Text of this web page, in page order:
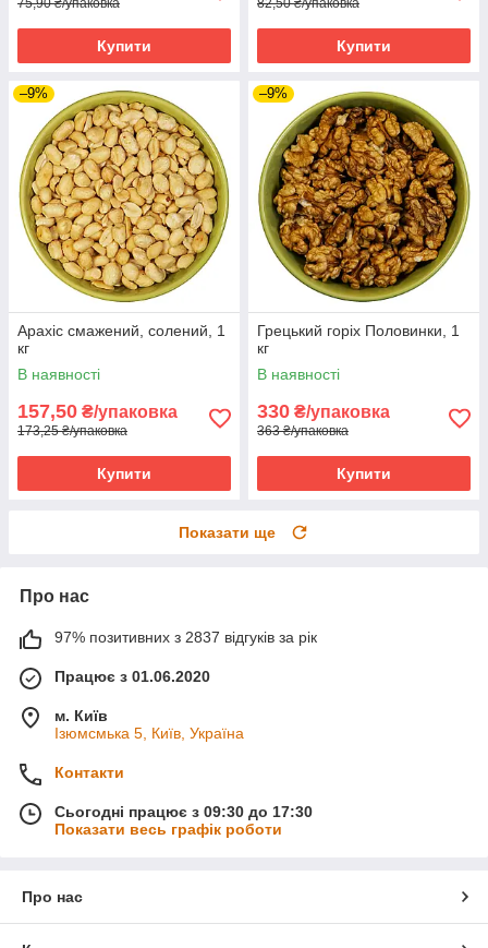
75,90 ₴/упаковка
Купити
82,50 ₴/упаковка
Купити
–9%
Арахіс смажений, солений, 1
кг
В наявності
157,50 ₴/упаковка
173,25 ₴/упаковка
Купити
–9%
Грецький горіх Половинки, 1
кг
В наявності
330 ₴/упаковка
363 ₴/упаковка
Купити
Показати ще
Про нас
97% позитивних з 2837 відгуків за рік
Працює з 01.06.2020
м. Київ
Ізюмсмька 5, Київ, Україна
Контакти
Сьогодні працює з 09:30 до 17:30
Показати весь графік роботи
Про нас